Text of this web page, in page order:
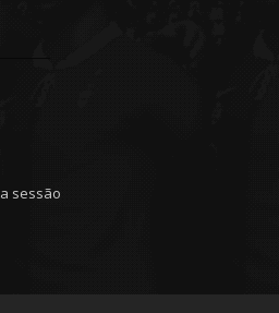
sessão